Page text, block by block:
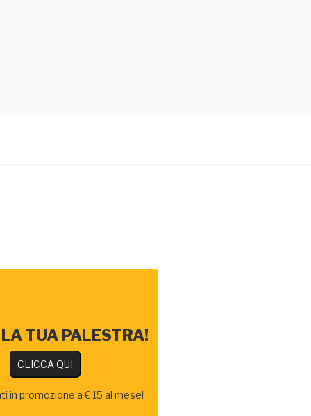
TUA PALESTRA!
CLICCA QUI
in promozione a € 15 al mese!